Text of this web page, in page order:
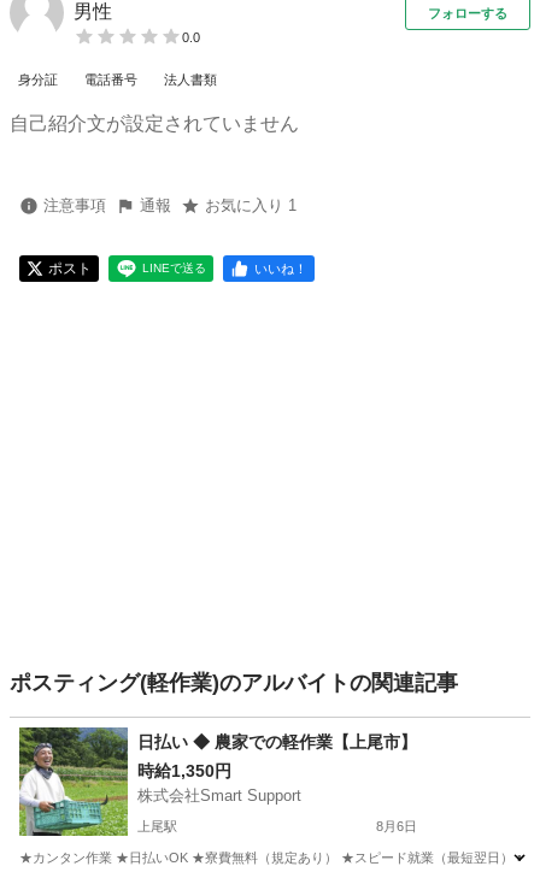
男性
0.0
フォローする
身分証 電話番号 法人書類
自己紹介文が設定されていません
注意事項 通報 お気に入り 1
ポスト LINEで送る いいね！
ポスティング(軽作業)のアルバイトの関連記事
日払い ◆ 農家での軽作業【上尾市】
時給1,350円
株式会社Smart Support
上尾駅 8月6日
★カンタン作業 ★日払いOK ★寮費無料（規定あり） ★スピード就業（最短翌日） ■